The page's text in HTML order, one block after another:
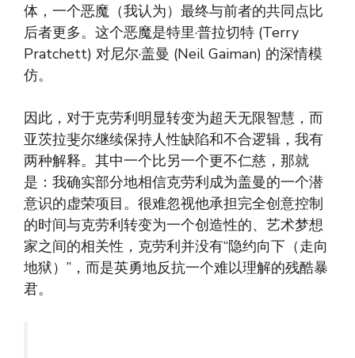
体，一个恶魔（我认为）最终与前者的共同点比
后者更多。这个恶魔是特里·普拉切特 (Terry
Pratchett) 对尼尔·盖曼 (Neil Gaiman) 的深情模
仿。
因此，对于克劳利明显转变为超天无限智慧，而
亚茨拉斐尔继续保持人性缺陷和不合逻辑，我有
两种解释。其中一个比另一个更不仁慈，那就
是：我确实部分地相信克劳利成为盖曼的一个潜
意识的虚荣项目。很难忽视他​承担完全创意控制
的时间与克劳利转变为一个创造性的、艺术梦想
家之间的相关性，克劳利并没有“隐约向下（走向
地狱）”，而是英勇地反抗一个难以理解的残酷暴
君。 ​​